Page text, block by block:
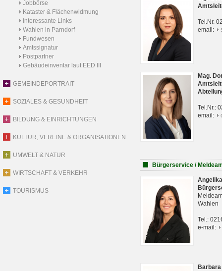
Jobbörse
Kataster & Flächenwidmung
Interessante Links
Wahlen in Parndorf
Fundwesen
Amtssignatur
Postpartner
Gebäudeinventar laut EED III
GEMEINDEPORTRAIT
SOZIALES & GESUNDHEIT
BILDUNG & EINRICHTUNGEN
KULTUR, VEREINE & ORGANISATIONEN
UMWELT & NATUR
WIRTSCHAFT & VERKEHR
TOURISMUS
Tel.Nr.
email:
Mag.
Tel.Nr.:
email:
Bürgerservice /
Wahlen
Tel.:
e-mail: